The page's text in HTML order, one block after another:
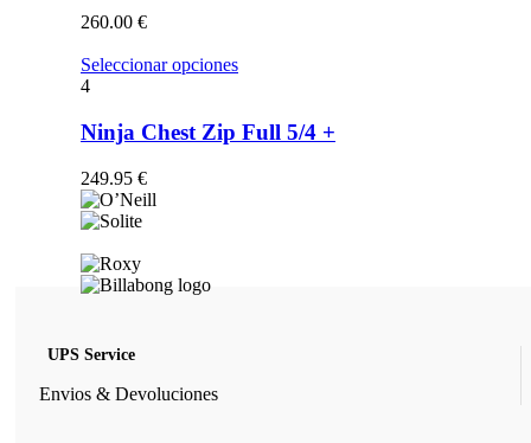
elegir
página
260.00 €
Seleccionar opcionesEste
múltiples
variantes.
4
Ninja Chest Zip Full 5/4 +
249.95 €
UPS Service
Envios & Devoluciones